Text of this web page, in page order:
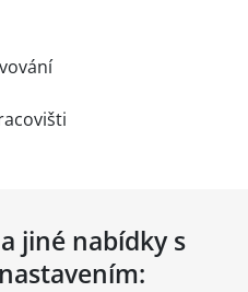
jiné nabídky s